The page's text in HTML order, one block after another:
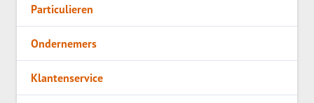
Particulieren
Ondernemers
Klantenservice